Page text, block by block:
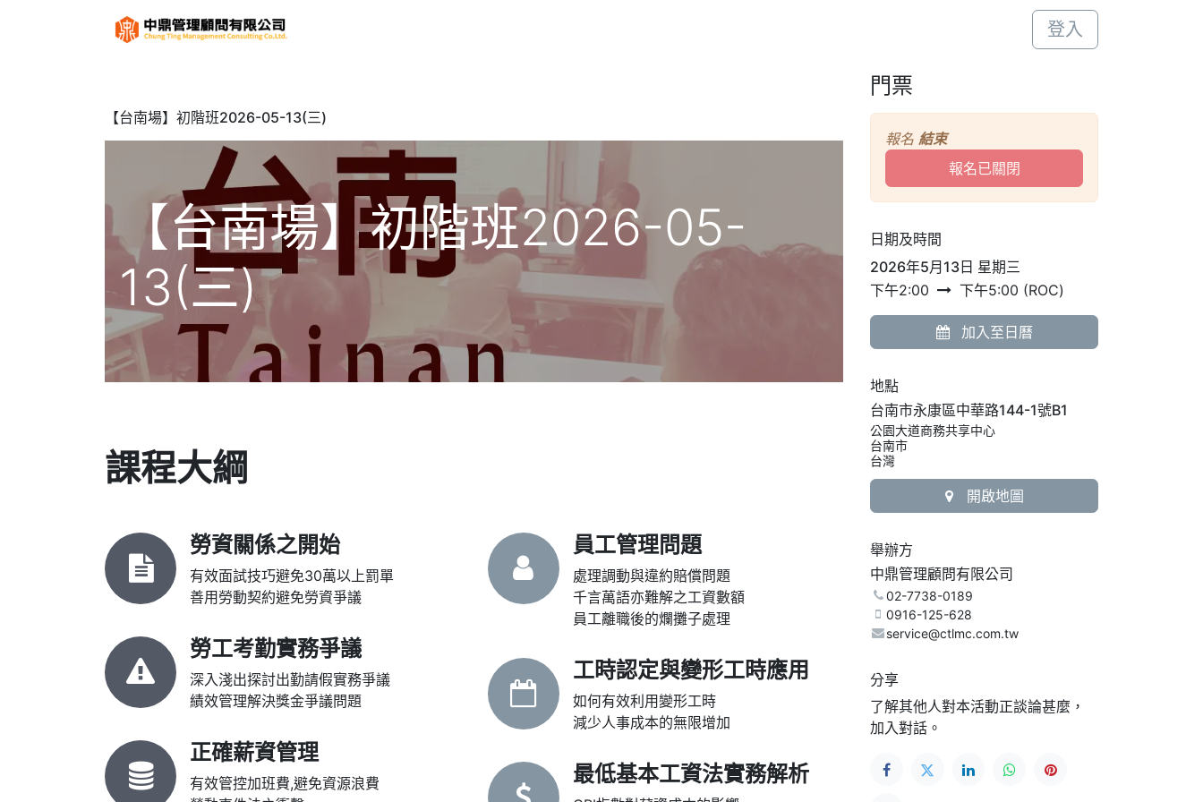
登入
【台南場】初階班2026-05-13(三)
【台南場】初階班2026-05-
13(三)
課程大綱
勞資關係之開始
有效面試技巧避免30萬以上罰單
善用勞動契約避免勞資爭議
勞工考勤實務爭議
深入淺出探討出勤請假實務爭議
績效管理解決獎金爭議問題
正確薪資管理
有效管控加班費,避免資源浪費
員工管理問題
處理調動與違約賠償問題
千言萬語亦難解之工資數額
員工離職後的爛攤子處理
工時認定與變形工時應用
如何有效利用變形工時
減少人事成本的無限增加
最低基本工資法實務解析
門票
報名 結束
報名已關閉
日期及時間
2026年5月13日 星期三
下午2:00
下午5:00 (ROC)
加入至日曆
地點
台南市永康區中華路144-1號B1
公園大道商務共享中心
台南市
台灣
開啟地圖
舉辦方
中鼎管理顧問有限公司
02-7738-0189
0916-125-628
service@ctlmc.com.tw
分享
了解其他人對本活動正談論甚麼，
加入對話。